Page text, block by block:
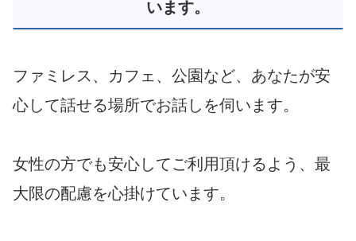
います。
ファミレス、カフェ、公園など、あなたが安
心して話せる場所でお話しを伺います。
女性の方でも安心してご利用頂けるよう、最
大限の配慮を心掛けています。